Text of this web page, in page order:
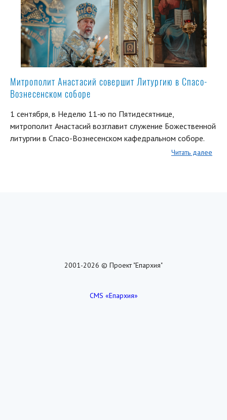
Митрополит Анастасий совершит Литургию в Спасо-
Вознесенском соборе
1 сентября, в Неделю 11-ю по Пятидесятнице,
митрополит Анастасий возглавит служение Божественной
литургии в Спасо-Вознесенском кафедральном соборе.
Читать далее
2001-2026 © Проект "Епархия"
CMS «Епархия»